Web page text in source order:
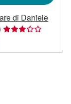
di Daniele
Seller
3